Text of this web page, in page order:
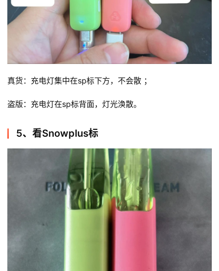
性
烟
电
子
烟
测
真货：充电灯集中在sp标下方，不会散 ；
盗版：充电灯在sp标背面，灯光涣散。
5、看Snowplus标